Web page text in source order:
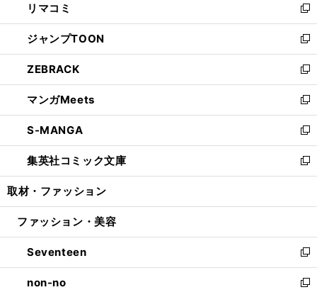
で
開
く
ド
ウ
で
開
く
ィ
ン
ド
ウ
で
開
く
い
ウ
ィ
ン
ド
ウ
で
開
く
リマコミ
新
し
い
ウ
ィ
ン
ド
ウ
で
開
く
ジャンプTOON
新
し
い
ウ
ィ
ン
ド
ウ
で
開
ZEBRACK
新
し
い
ウ
ィ
ン
ド
ウ
開
マンガMeets
新
し
い
ウ
ィ
ン
ウ
開
く
S-MANGA
新
し
い
ウ
ン
ウ
で
開
く
集英社コミック文庫
新
し
ウ
ン
ド
ウ
で
取材・ファッション
ファッション・美容
Seventeen
新
し
い
non-no
新